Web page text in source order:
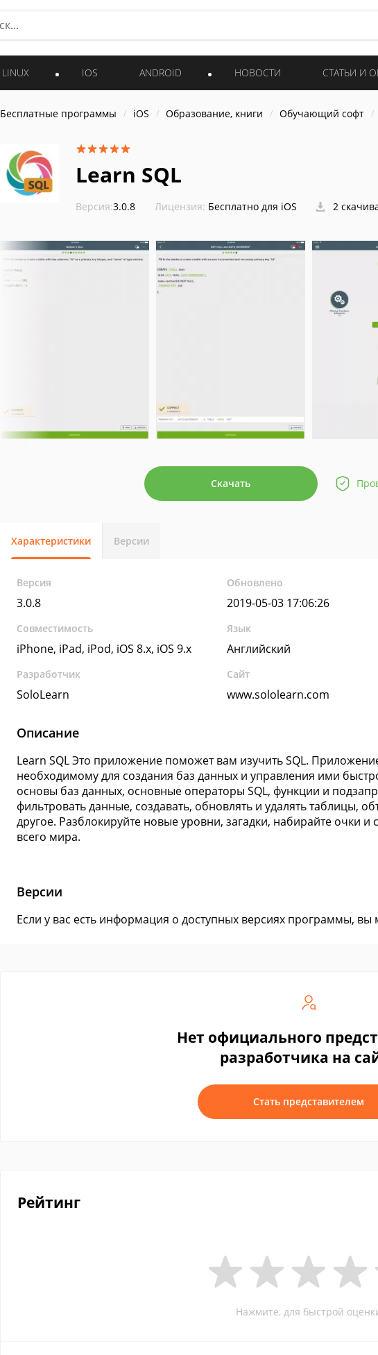
LINUX IOS ANDROID НОВОСТИ СТАТЬИ И
Бесплатные программы iOS Образование, книги Обучающий софт
Learn SQL
Версия:3.0.8 Лицензия: Бесплатно для iOS 2
Скачать
Характеристики Версии
Версия
3.0.8
Обновлено
2019-05-03 17:06:26
Совместимость
iPhone, iPad, iPod, iOS 8.x, iOS 9.x
Язык
Английский
Разработчик
SoloLearn
Сайт
www.sololearn.com
Описание
Learn SQL Это приложение поможет вам изучить SQL.
необходимому для создания баз данных и управления ими
основы баз данных, основные операторы SQL, функции и
фильтровать данные, создавать, обновлять и удалять таблицы,
другое. Разблокируйте новые уровни, загадки, набирайте очки и
всего мира.
Версии
Если у вас есть информация о доступных версиях программы,
Нет официального
разработчика на
Стать представителем
Рейтинг
Нажмите, для быстрой